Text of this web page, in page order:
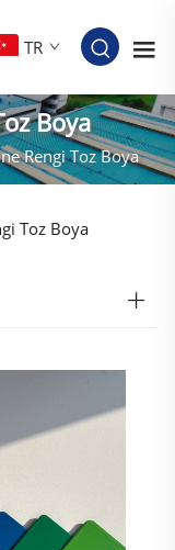
TR
Boya
Rengi Toz Boya
Toz Boya